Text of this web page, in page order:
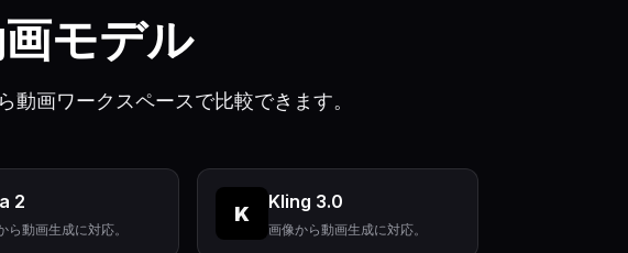
モデル
画ワークスペースで比較できます。
2
ら動画生成に対応。
K
Kling 3.0
画像から動画生成に対応。